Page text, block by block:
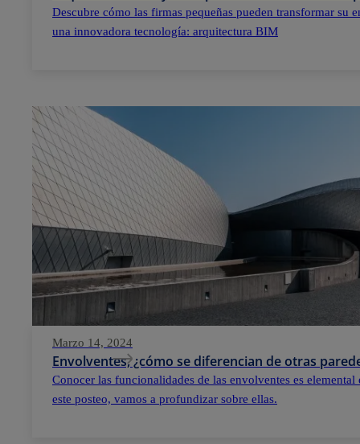
Descubre cómo las firmas pequeñas pueden transformar su
una innovadora tecnología: arquitectura BIM
Marzo 14, 2024
Envolventes, ¿cómo se diferencian de otras
Conocer las funcionalidades de las envolventes es
este posteo, vamos a profundizar sobre ellas.